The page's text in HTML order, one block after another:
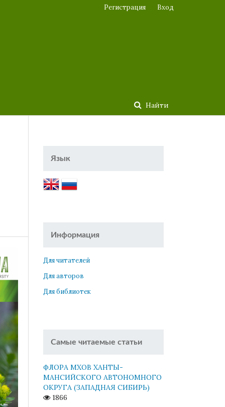
Найти
Регистрация Вход
Язык
Информация
Для читателей
Для авторов
Для библиотек
Самые читаемые статьи
ФЛОРА МХОВ ХАНТЫ-
МАНСИЙСКОГО АВТОНОМНОГО
ОКРУГА (ЗАПАДНАЯ СИБИРЬ)
1866